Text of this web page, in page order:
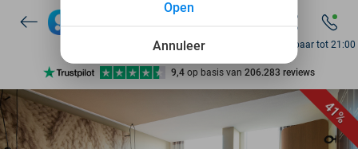
7 dagen per week beschikbaar
10+ miljoen leden
9,4 op basis van 206.283 reviews
7 dagen per week beschikbaar
Bereikbaar tot 21:00
41%
Annuleer
Open